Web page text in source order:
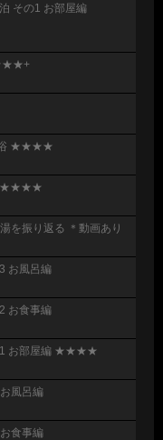
その1 お部屋編
★★★+
浴 ★★★★
★★★★
を振り返る ＊動画あり
お風呂編
お食事編
1 お部屋編 ★★★★
風呂編
食事編